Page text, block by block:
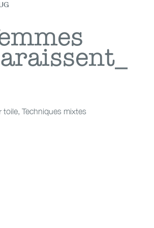
toile, Techniques mixtes